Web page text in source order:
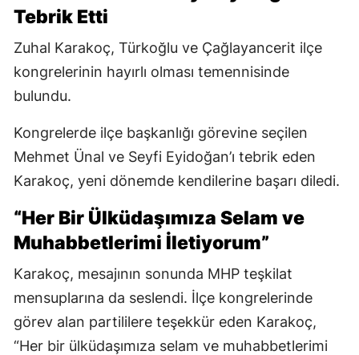
Tebrik Etti
Zuhal Karakoç, Türkoğlu ve Çağlayancerit ilçe
kongrelerinin hayırlı olması temennisinde
bulundu.
Kongrelerde ilçe başkanlığı görevine seçilen
Mehmet Ünal ve Seyfi Eyidoğan’ı tebrik eden
Karakoç, yeni dönemde kendilerine başarı diledi.
“Her Bir Ülküdaşımıza Selam ve
Muhabbetlerimi İletiyorum”
Karakoç, mesajının sonunda MHP teşkilat
mensuplarına da seslendi. İlçe kongrelerinde
görev alan partililere teşekkür eden Karakoç,
“Her bir ülküdaşımıza selam ve muhabbetlerimi